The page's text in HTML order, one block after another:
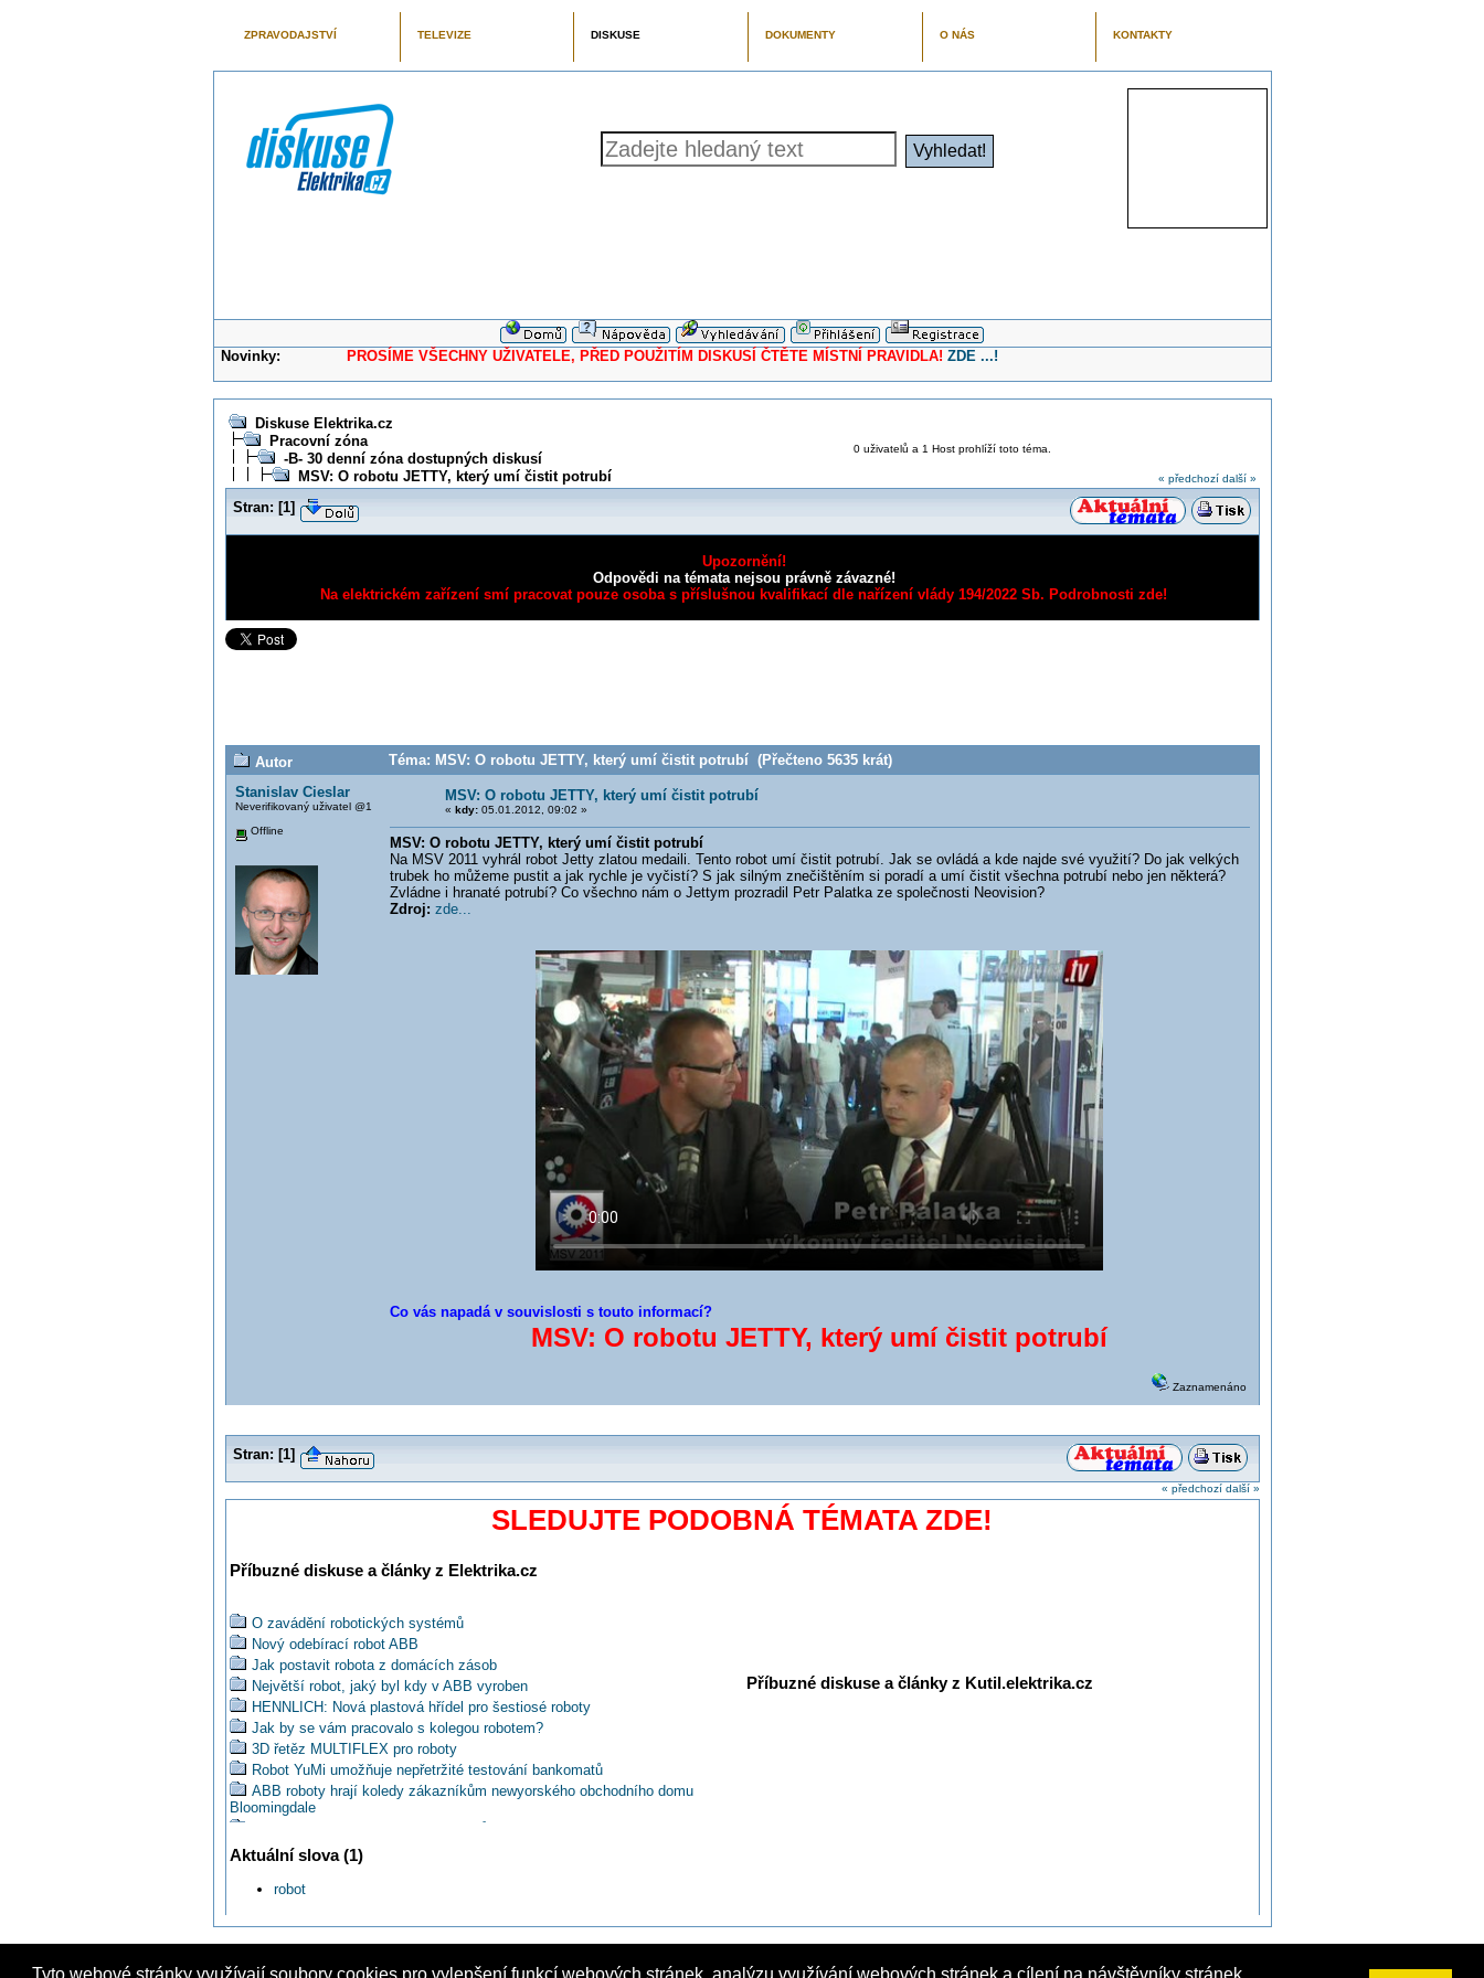
Tyto webové stránky využívají soubory cookies pro vylepšení funkcí webových stránek, analýzu využívání webových stránek a cílení na návštěvníky stránek.
ZPRAVODAJSTVÍ TELEVIZE DISKUSE DOKUMENTY O NÁS KONTAKTY
Novinky: PROSÍME VŠECHNY UŽIVATELE, PŘED POUŽITÍM DISKUSÍ ČTĚTE MÍSTNÍ PRAVIDLA! ZDE ...!
Diskuse Elektrika.cz
Pracovní zóna
-B- 30 denní zóna dostupných diskusí
MSV: O robotu JETTY, který umí čistit potrubí
0 uživatelů a 1 Host prohlíží toto téma.
« předchozí další »
Stran: [1]
Upozornění!
Odpovědi na témata nejsou právně závazné!
Na elektrickém zařízení smí pracovat pouze osoba s příslušnou kvalifikací dle nařízení vlády 194/2022 Sb. Podrobnosti zde!
Autor
Téma: MSV: O robotu JETTY, který umí čistit potrubí (Přečteno 5635 krát)
Stanislav Cieslar
Neverifikovaný uživatel @1
Offline
MSV: O robotu JETTY, který umí čistit potrubí
« kdy:05.01.2012, 09:02 »
MSV: O robotu JETTY, který umí čistit potrubí
Na MSV 2011 vyhrál robot Jetty zlatou medaili. Tento robot umí čistit potrubí. Jak se ovládá a kde najde své využití? Do jak velkých
trubek ho můžeme pustit a jak rychle je vyčistí? S jak silným znečištěním si poradí a umí čistit všechna potrubí nebo jen některá?
Zvládne i hranaté potrubí? Co všechno nám o Jettym prozradil Petr Palatka ze společnosti Neovision?
Zdroj: zde...
Co vás napadá v souvislosti s touto informací?
MSV: O robotu JETTY, který umí čistit potrubí
Zaznamenáno
Stran: [1]
« předchozí další »
SLEDUJTE PODOBNÁ TÉMATA ZDE!
Příbuzné diskuse a články z Elektrika.cz
O zavádění robotických systémů
Nový odebírací robot ABB
Jak postavit robota z domácích zásob
Největší robot, jaký byl kdy v ABB vyroben
HENNLICH: Nová plastová hřídel pro šestiosé roboty
Jak by se vám pracovalo s kolegou robotem?
3D řetěz MULTIFLEX pro roboty
Robot YuMi umožňuje nepřetržité testování bankomatů
ABB roboty hrají koledy zákazníkům newyorského obchodního domu
Bloomingdale
Na trh se dostává nový kolaborativní robot
Robot KUKA produktové řady KR QUANTEC
Příbuzné diskuse a články z Kutil.elektrika.cz
Aktuální slova (1)
robot